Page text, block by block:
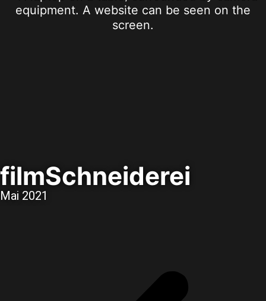
Mai 2021
filmSchneiderei